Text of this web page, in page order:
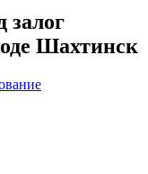
залог
Шахтинск